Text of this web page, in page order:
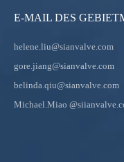
E-MAIL DES
helene.liu@sianvalve.com
gore.jiang@sianvalve.com
belinda.qiu@sianvalve.com
Michael.Miao